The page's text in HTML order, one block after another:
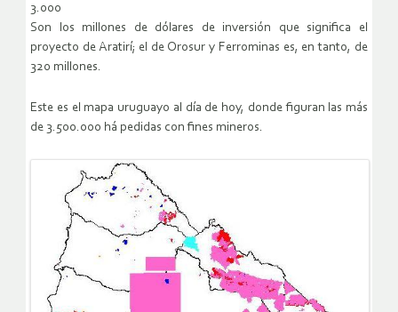
3.000
Son los millones de dólares de inversión que significa el
proyecto de Aratirí; el de Orosur y Ferrominas es, en tanto, de
320 millones.
Este es el mapa uruguayo al día de hoy, donde figuran las más
de 3.500.000 há pedidas con fines mineros.